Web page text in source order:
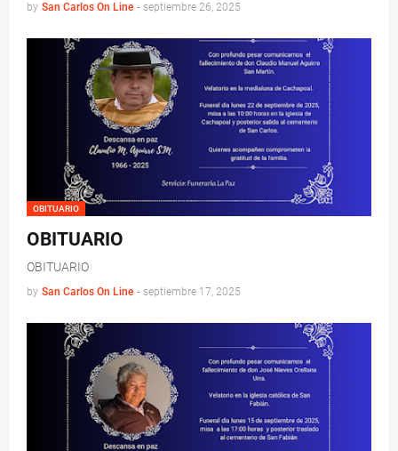
by San Carlos On Line - septiembre 26, 2025
OBITUARIO
OBITUARIO
OBITUARIO
by San Carlos On Line - septiembre 17, 2025